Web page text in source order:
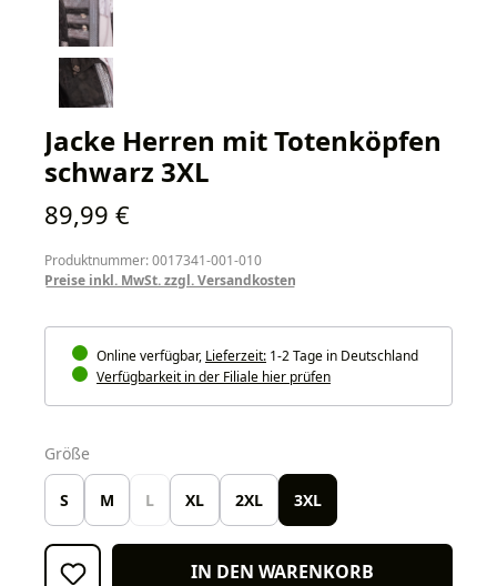
Jacke Herren mit Totenköpfen
schwarz 3XL
Regulärer Preis:
89,99 €
Produktnummer: 0017341-001-010
Preise inkl. MwSt. zzgl. Versandkosten
Online verfügbar, Lieferzeit: 1-2 Tage in Deutschland
Verfügbarkeit in der Filiale hier prüfen
Größe
S M L XL 2XL 3XL
IN DEN WARENKORB